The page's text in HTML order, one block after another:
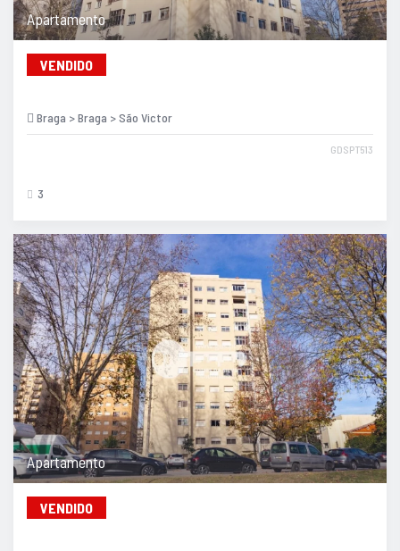
Apartamento
VENDIDO
Braga > Braga > São Victor
GDSPT513
3
Apartamento
VENDIDO